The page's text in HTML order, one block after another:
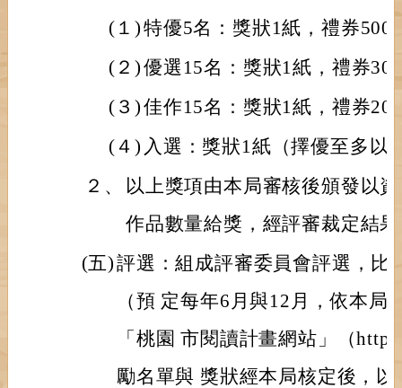
(１)特優5名：獎狀1紙，禮券500
(２)優選15名：獎狀1紙，禮券
(３)佳作15名：獎狀1紙，禮券
(４) 入選：獎狀1紙（擇優至多以
２、
以上獎項由本局審核後頒發以
作品數量給獎，經評審裁定結
(五)評選：組成評審委員會評選，比
（預 定每年6月與12月，依本局
「桃園 市閱讀計畫網站」（
勵名單與 獎狀經本局核定後，